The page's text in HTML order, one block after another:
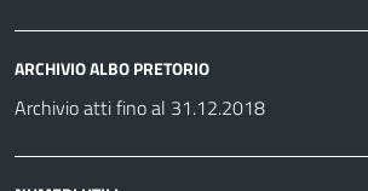
ARCHIVIO ALBO PRETORIO
Archivio atti fino al 31.12.2018